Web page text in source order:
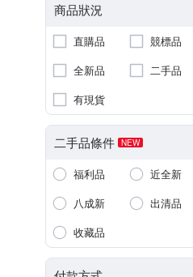
商品狀況
直購品
競標品
全新品
二手品
有現貨
二手品條件 NEW
福利品
近全新
八成新
出清品
收藏品